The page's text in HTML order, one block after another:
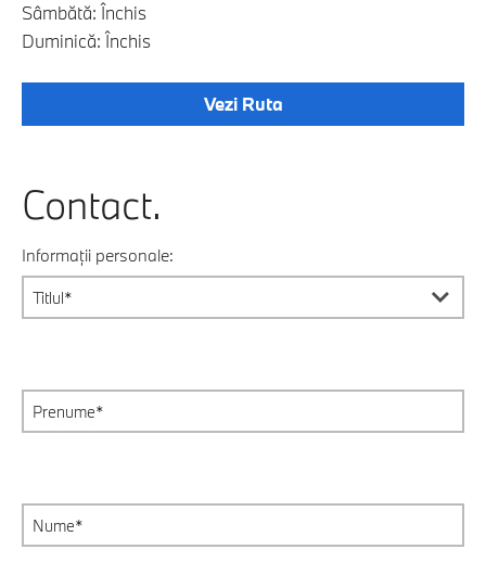
Sâmbătă: Închis
Duminică: Închis
Vezi Ruta
Contact.
Informații personale: